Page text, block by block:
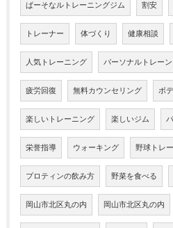
ぱーそなルトレーニングジム 割安
トレーナー 体づくり 健康相談
人気トレーニング パーソナルトレー
疲労回復 無料カウンセリング ボ
楽しいトレーニング 楽しいジム
栄誉指導 ウォーキング 野球トレ
プロティンの飲み方 野菜を食べる
岡山市北区丸の内 岡山市北区丸の内